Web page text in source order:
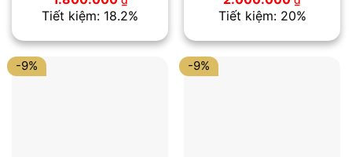
gốc
là:
hiện
tại
1.800.000 ₫.
Tiết kiệm: 18.2%
gốc
là:
hiện
tại
Tiết kiệm: 20%
-9% -9%